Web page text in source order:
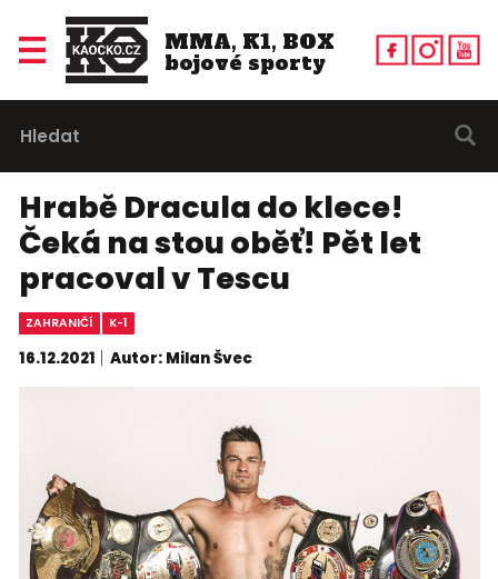
MMA, K1, BOX
bojové sporty
Hrabě Dracula do klece!
Čeká na stou oběť! Pět let
pracoval v Tescu
ZAHRANIČÍ K-1
16.12.2021 Autor: Milan Švec